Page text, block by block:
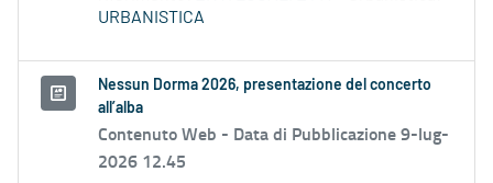
URBANISTICA
Nessun Dorma 2026, presentazione del concerto
all’alba
Contenuto Web - Data di Pubblicazione 9-lug-
2026 12.45